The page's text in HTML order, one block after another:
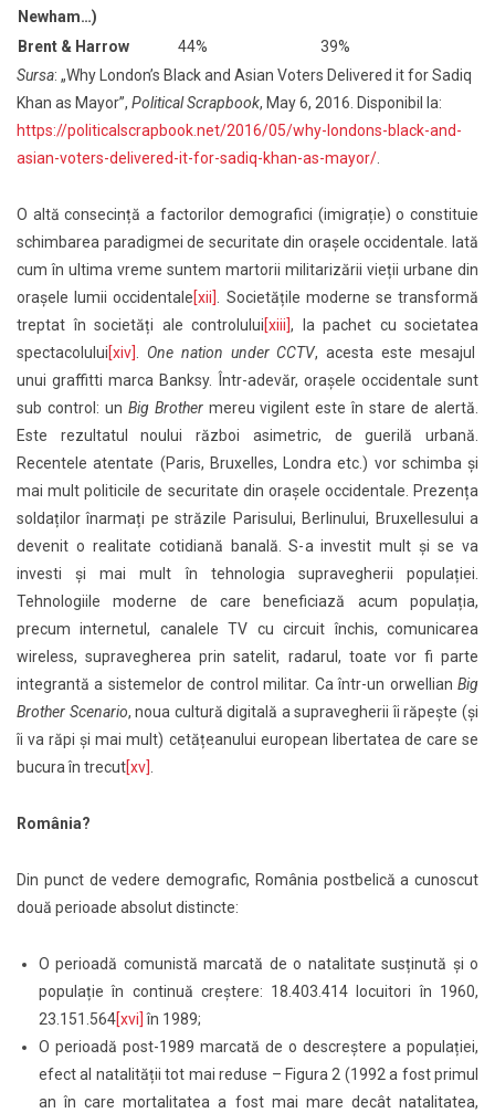
Newham…)
Brent & Harrow 44%
39%
Sursa: „Why London’s Black and Asian Voters Delivered it for Sadiq
Khan as Mayor”, Political Scrapbook, May 6, 2016. Disponibil la:
https://politicalscrapbook.net/2016/05/why-londons-black-and-
asian-voters-delivered-it-for-sadiq-khan-as-mayor/.
O altă consecință a factorilor demografici (imigrație) o constituie
schimbarea paradigmei de securitate din orașele occidentale. Iată
cum în ultima vreme suntem martorii militarizării vieții urbane din
orașele lumii occidentale[xii] . Societățile moderne se transformă
treptat în societăți ale controlului[xiii] , la pachet cu societatea
spectacolului[xiv] . One nation under CCTV, acesta este mesajul
unui graffitti marca Banksy. Într-adevăr, orașele occidentale sunt
sub control: un Big Brothermereu vigilent este în stare de alertă.
Este rezultatul noului război asimetric, de guerilă urbană.
Recentele atentate (Paris, Bruxelles, Londra etc.) vor schimba și
mai mult politicile de securitate din orașele occidentale. Prezența
soldaților înarmați pe străzile Parisului, Berlinului, Bruxellesului a
devenit o realitate cotidiană banală. S-a investit mult și se va
investi și mai mult în tehnologia supravegherii populației.
Tehnologiile moderne de care beneficiază acum populația,
precum internetul, canalele TV cu circuit închis, comunicarea
wireless, supravegherea prin satelit, radarul, toate vor fi parte
integrantă a sistemelor de control militar. Ca într-un orwellian Big
Brother Scenario, noua cultură digitală a supravegherii îi răpește (și
îi va răpi și mai mult) cetățeanului european libertatea de care se
bucura în trecut[xv] .
România?
Din punct de vedere demografic, România postbelică a cunoscut
două perioade absolut distincte:
O perioadă comunistă marcată de o natalitate susținută și o
populație în continuă creștere: 18.403.414 locuitori în 1960,
23.151.564[xvi] în 1989;
O perioadă post-1989 marcată de o descreștere a populației,
efect al natalității tot mai reduse – Figura 2 (1992 a fost primul
an în care mortalitatea a fost mai mare decât natalitatea,